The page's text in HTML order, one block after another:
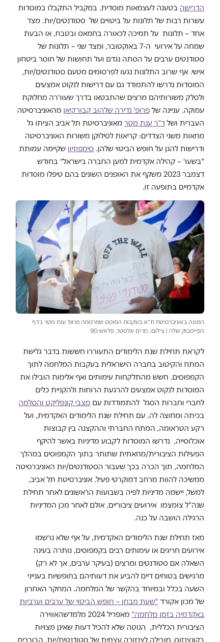
הדרישה בטענה לעצמאות מוסדית. במקביל התקבלו במוסדות
עשרות רבות של תלונות על ביטויים של סטודנטים/יות. מצד
אחד – תלונות על תמיכה לכאורה בחמאס ובטבח, או הבעת
שמחה על אירועי ה-7 באוקטובר, ומצד שני – תלונות של
סטודנטים ערבים על הסתה נגדם ועל תחושות של חוסר ביטחון
אישי. אף שרוב התלונות נגעו לפרסומים מטעם סטודנטים/יות,
המוסדות נדרשו להתמודד גם עם דרישות לנקוט אמצעים
ולסלק משורותיהם מרצים שהתבטאו בדרך שעוררה מחלוקת
עמוקה. עניינה של פרופ' נדירה שלהוב קבורקיאן מהאוניברסיטה
העברית ושל ד"ר ענת מטר מאוניברסיטת תל אביב הציתו גל
מחאות משני הצדדים: קריאות לסילוקן משורות האוניברסיטה
ודרישות להגן על חופש הביטוי שלהן. סימפוזיון שקיימה עמותת
"בשער – קהילה אקדמית למען החברה בישראל״ בחודש
דצמבר 2023 משקף את האופנים השונים בהם טיפלו מוסדות
אקדמיים בתופעה זו.
הפגנה באוניברסיטת ת״א בעקבות הפוסט שפרסמה פרופ׳ ענת מטר בדף
הפייסבוק שלה | צילום: מרים אלסטר, פלאש 90
לקראת תחילת שנת הלימודים התעוררו חששות בדבר גלישת
המתח והקיטוב בחברה הישראלית בעקבות המלחמה לתוך
הקמפוסים. חשש מהתלקחות עימותים ואף אלימות הובילו את
המוסדות לנקוט אמצעים להרגעת הרוחות ולהקניית כלים
לחברי וחברות הסגל להתמודדות עם מצבי קונפליקט והסלמה
בכיתה ומחוצה לה. עם תחילת שנת הלימודים האקדמית, ועל
רקע הטראומה, המתח החברתי וההקצנה בין קבוצות
אוכלוסייה, נדרשו המוסדות לקבוע מדיניות באשר להיקף
הפעילות הציבורית/מחאתית שתותר בתוך הקמפוסים במהלך
המלחמה, תוך הכרה בכך שעבור הסטודנטים/יות האוניברסיטה
ממשיכה להוות מרחב דמוקרטי פעיל. אוניברסיטת תל אביב,
למשל, יישמה מדיניות לפיה בשבועות הראשונים לאחר תחילת
שנה"ל צומצמו אירועים ציבוריים, אולם לאחר מכן המדיניות
הרגילה הושבה על כנה.
מאז תחילת שנת הלימודים האקדמית, על אף שלא נרשמו
אירועים חריגים או עימותים רבים בקמפוסים, נותרה בעינה
השאלה אם סטודנטים ומרצים (בעיקר ערבים, אך לא רק)
מרגישים בטוחים דיים להביע את דעותיהם בחופשיות בענייני
השעה בכלל ובמיוחד בהקשר של המלחמה. המחקר האחרון
של מכון אקורד "שעת מבחן – חופש הביטוי של ערבים וערביות
באקדמיה בזמן מלחמה"
מאפריל 2024 מלמדשהאווירה
הציבורית הכללית, הנוטה שלא להכיל דעות שאינן מצויות
בקונצנזוס, מובילה לצנזורה עצמית של סטודנטים/יות, הבוררים